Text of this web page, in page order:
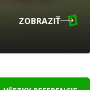
ZOBRAZIŤ